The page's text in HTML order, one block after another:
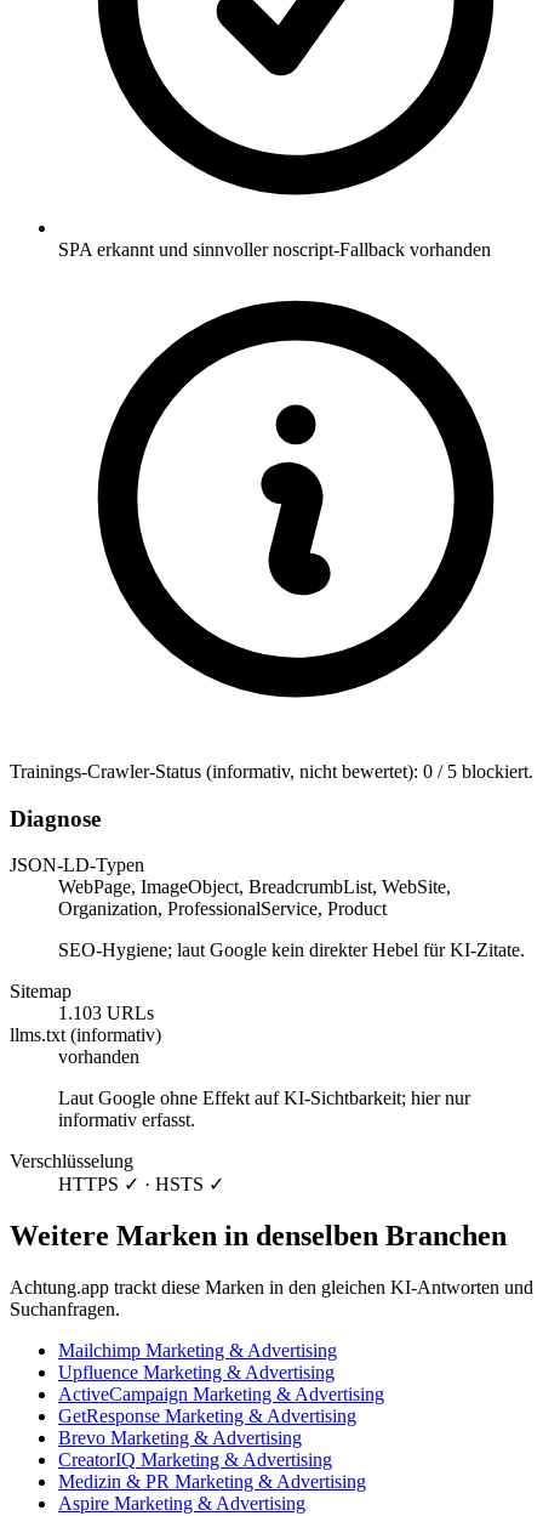
SPA erkannt und sinnvoller noscript-Fallback vorhanden
Trainings-Crawler-Status (informativ, nicht bewertet): 0 / 5 blockiert.
Diagnose
JSON-LD-Typen
WebPage, ImageObject, BreadcrumbList, WebSite,
Organization, ProfessionalService, Product
SEO-Hygiene; laut Google kein direkter Hebel für KI-Zitate.
Sitemap
1.103 URLs
llms.txt (informativ)
vorhanden
Laut Google ohne Effekt auf KI-Sichtbarkeit; hier nur
informativ erfasst.
Verschlüsselung
HTTPS ✓ · HSTS ✓
Weitere Marken in denselben Branchen
Achtung.app trackt diese Marken in den gleichen KI-Antworten und
Suchanfragen.
Mailchimp Marketing & Advertising
Upfluence Marketing & Advertising
ActiveCampaign Marketing & Advertising
GetResponse Marketing & Advertising
Brevo Marketing & Advertising
CreatorIQ Marketing & Advertising
Medizin & PR Marketing & Advertising
Aspire Marketing & Advertising